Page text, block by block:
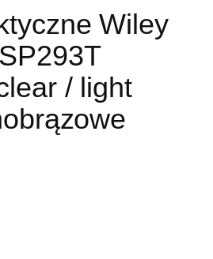
Wiley
/ light